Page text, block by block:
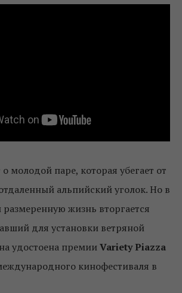
молодой паре, которая убегает от
альпийский уголок. Но в
размеренную жизнь вторгается
для установки ветряной
удостоена премииVariety Piazza
кинофестиваля в